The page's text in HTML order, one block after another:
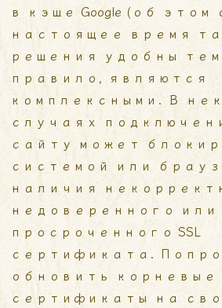
в кэше Google (об
настоящее время
решения удобны
правило, являются
комплексными. В
случаях подключение
сайту может
системой или
наличия
недоверенного или
просроченного SSL
сертификата.
обновить корневые
сертификаты на